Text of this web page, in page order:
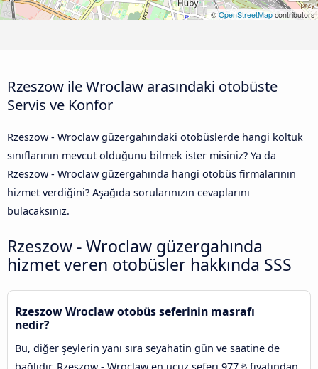
©OpenStreetMap contributors
Rzeszow ile Wroclaw arasındaki otobüste
Servis ve Konfor
Rzeszow - Wroclaw güzergahındaki otobüslerde hangi koltuk
sınıflarının mevcut olduğunu bilmek ister misiniz? Ya da
Rzeszow - Wroclaw güzergahında hangi otobüs firmalarının
hizmet verdiğini? Aşağıda sorularınızın cevaplarını
bulacaksınız.
Rzeszow - Wroclaw güzergahında
hizmet veren otobüsler hakkında SSS
Rzeszow Wroclaw otobüs seferinin masrafı
nedir?
Bu, diğer şeylerin yanı sıra seyahatin gün ve saatine de
bağlıdır. Rzeszow - Wroclaw en ucuz seferi 977 ₺ fiyatından